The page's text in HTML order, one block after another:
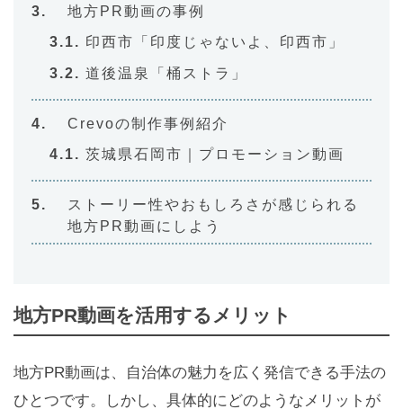
地方PR動画の事例
印西市「印度じゃないよ、印西市」
道後温泉「桶ストラ」
Crevoの制作事例紹介
茨城県石岡市｜プロモーション動画
ストーリー性やおもしろさが感じられる
地方PR動画にしよう
地方PR動画を活用するメリット
地方PR動画は、自治体の魅力を広く発信できる手法の
ひとつです。しかし、具体的にどのようなメリットが